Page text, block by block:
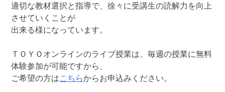
適切な教材選択と指導で、徐々に受講生の読解力を向上
させていくことが
出来る様になっています。
ＴＯＹＯオンラインのライブ授業は、毎週の授業に無料
体験参加が可能ですから、
ご希望の方はこちらからお申込みください。